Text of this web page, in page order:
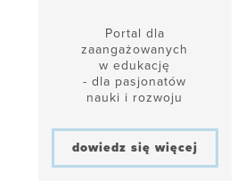
Portal dla
zaangażowanych
w edukację
- dla pasjonatów
nauki i rozwoju
dowiedz się więcej